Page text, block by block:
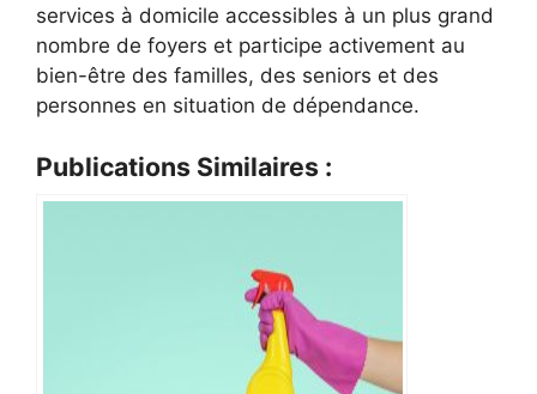
services à domicile accessibles à un plus grand
nombre de foyers et participe activement au
bien-être des familles, des seniors et des
personnes en situation de dépendance.
Publications Similaires :